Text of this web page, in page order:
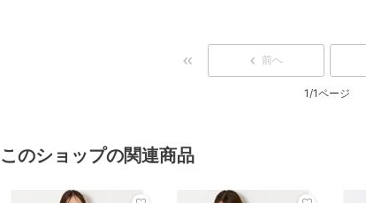
前へ
1/1ページ
このショップの関連商品